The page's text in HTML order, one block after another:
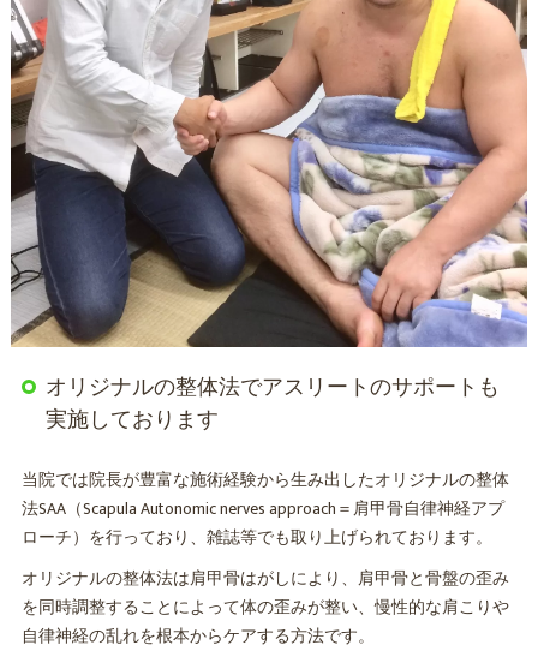
オリジナルの整体法でアスリートのサポートも
実施しております
当院では院長が豊富な施術経験から生み出したオリジナルの整体
法SAA（Scapula Autonomic nerves approach＝肩甲骨自律神経アプ
ローチ）を行っており、雑誌等でも取り上げられております。
オリジナルの整体法は肩甲骨はがしにより、肩甲骨と骨盤の歪み
を同時調整することによって体の歪みが整い、慢性的な肩こりや
自律神経の乱れを根本からケアする方法です。